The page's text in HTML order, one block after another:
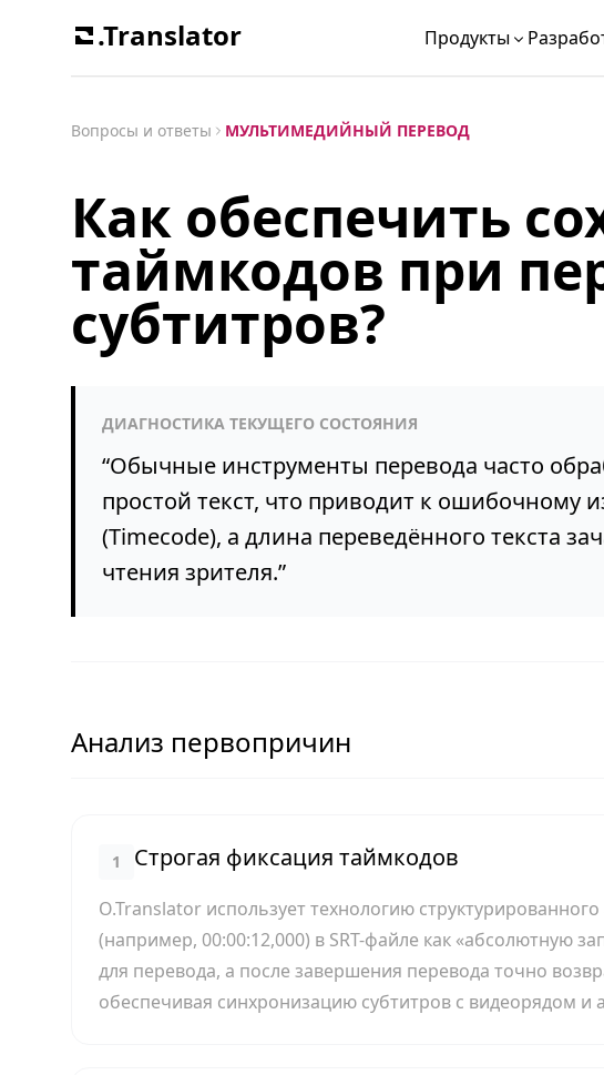
.Translator Продукты
Вопросы и ответы МУЛЬТИМЕДИЙНЫЙ ПЕРЕВОД
Как обеспечить
таймкодов при
субтитров?
ДИАГНОСТИКА ТЕКУЩЕГО СОСТОЯНИЯ
“Обычные инструменты перевода часто
простой текст, что приводит к ошибочному
(Timecode), а длина переведённого текста
чтения зрителя.”
Анализ первопричин
1 Строгая фиксация таймкодов
O.Translator использует технологию
(например, 00:00:12,000) в SRT-файле как «абсолютную
для перевода, а после завершения перевода точно
обеспечивая синхронизацию субтитров с видеорядом и